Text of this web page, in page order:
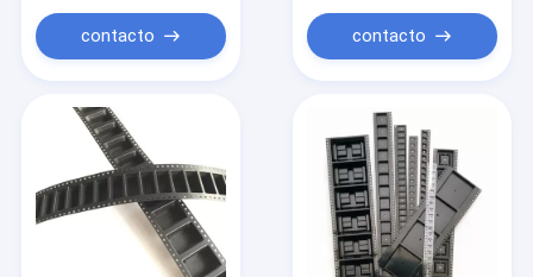
260C Adesiva de
0.025mm
contacto
portador uma largura
8mm de 7 polegadas
contacto